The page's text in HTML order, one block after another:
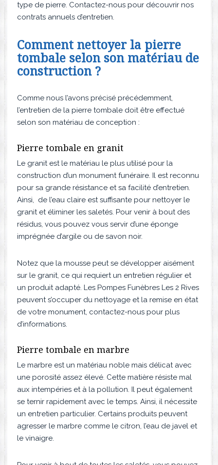
type de pierre. Contactez-nous pour découvrir nos
contrats annuels d’entretien.
Comment nettoyer la pierre
tombale selon son matériau de
construction ?
Comme nous l’avons précisé précédemment,
l’entretien de la pierre tombale doit être effectué
selon son matériau de conception :
Pierre tombale en granit
Le granit est le matériau le plus utilisé pour la
construction d’un monument funéraire. Il est reconnu
pour sa grande résistance et sa facilité d’entretien.
Ainsi, de l’eau claire est suffisante pour nettoyer le
granit et éliminer les saletés. Pour venir à bout des
résidus, vous pouvez vous servir d’une éponge
imprégnée d’argile ou de savon noir.
Notez que la mousse peut se développer aisément
sur le granit, ce qui requiert un entretien régulier et
un produit adapté. Les Pompes Funèbres Les 2 Rives
peuvent s’occuper du nettoyage et la remise en état
de votre monument, contactez-nous pour plus
d’informations.
Pierre tombale en marbre
Le marbre est un matériau noble mais délicat avec
une porosité assez élevé. Cette matière résiste mal
aux intempéries et à la pollution. Il peut également
se ternir rapidement avec le temps. Ainsi, il nécessite
un entretien particulier. Certains produits peuvent
agresser le marbre comme le citron, l’eau de javel et
le vinaigre.